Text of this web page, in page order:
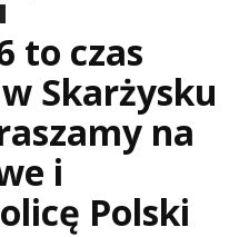
to czas
Skarżysku
na
i
Polski